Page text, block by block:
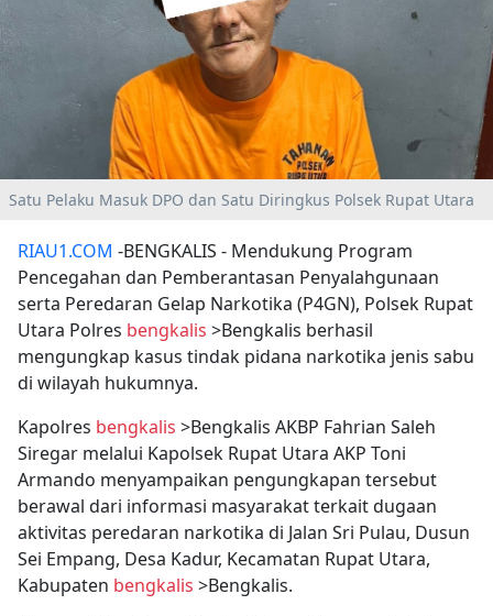
Satu Pelaku Masuk DPO dan Satu Diringkus Polsek Rupat Utara
RIAU1.COM -BENGKALIS - Mendukung Program
Pencegahan dan Pemberantasan Penyalahgunaan
serta Peredaran Gelap Narkotika (P4GN), Polsek Rupat
Utara Polres bengkalis >Bengkalis berhasil
mengungkap kasus tindak pidana narkotika jenis sabu
di wilayah hukumnya.
Kapolres bengkalis >Bengkalis AKBP Fahrian Saleh
Siregar melalui Kapolsek Rupat Utara AKP Toni
Armando menyampaikan pengungkapan tersebut
berawal dari informasi masyarakat terkait dugaan
aktivitas peredaran narkotika di Jalan Sri Pulau, Dusun
Sei Empang, Desa Kadur, Kecamatan Rupat Utara,
Kabupaten bengkalis >Bengkalis.